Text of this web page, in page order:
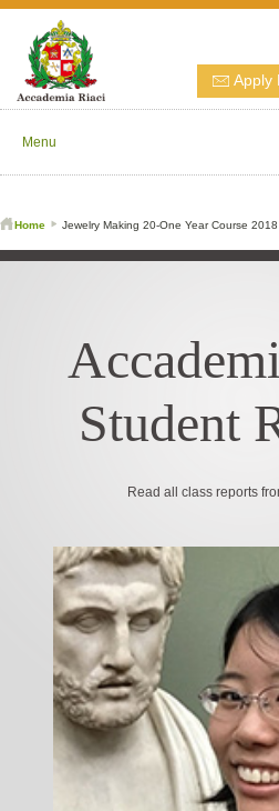
Apply
Menu
Home Jewelry Making 20-One Year Course 2018
Student
Read all class reports